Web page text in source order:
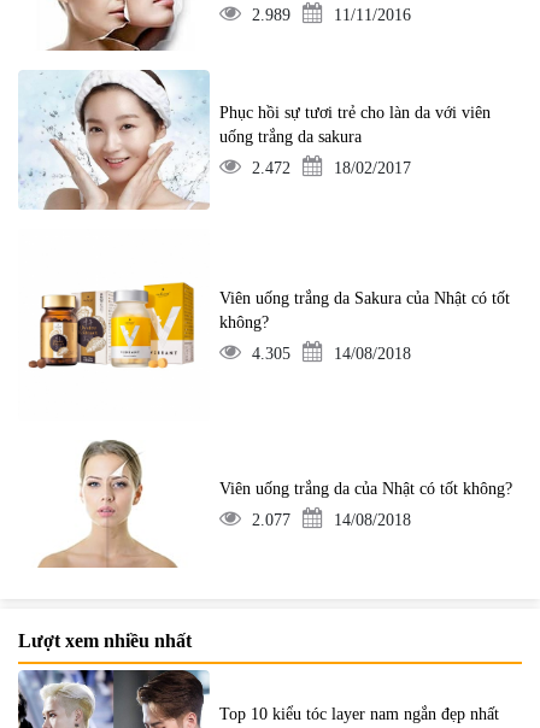
2.989
11/11/2016
Phục hồi sự tươi trẻ cho làn da với viên
uống trắng da sakura
2.472
18/02/2017
Viên uống trắng da Sakura của Nhật có tốt
không?
4.305
14/08/2018
Viên uống trắng da của Nhật có tốt không?
2.077
14/08/2018
Lượt xem nhiều nhất
Top 10 kiểu tóc layer nam ngắn đẹp nhất